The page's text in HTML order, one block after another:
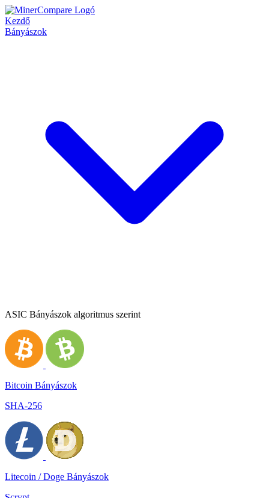
Kezdő
Bányászok
ASIC Bányászok algoritmus szerint
Bitcoin Bányászok
SHA-256
Litecoin / Doge Bányászok